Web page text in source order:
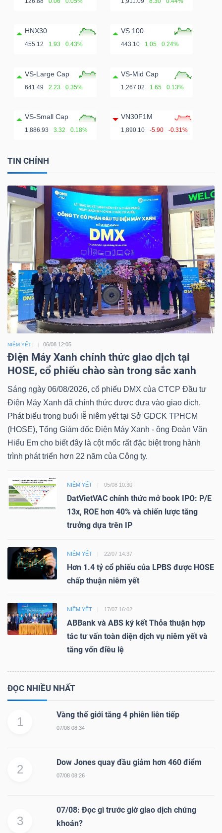
HNX30
455.12 1.93 0.43%
VS 100
443.10 1.05 0.24%
VS-Large Cap
641.49 2.23 0.35%
VS-Mid Cap
1,267.02 1.65 0.13%
VS-Small Cap
1,886.93 3.32 0.18%
VN30F1M
1,890.10 -5.90 -0.31%
TIN CHÍNH
NIÊM YẾT 06/08 12:05
Điện Máy Xanh chính thức giao dịch tại
HOSE, cổ phiếu chào sàn trong sắc xanh
Sáng ngày 06/08/2026, cổ phiếu DMX của CTCP Đầu tư
Điện Máy Xanh đã chính thức được đưa vào giao dịch.
Phát biểu trong buổi lễ niêm yết tại Sở GDCK TPHCM
(HOSE), Tổng Giám đốc Điện Máy Xanh - ông Đoàn Văn
Hiểu Em cho biết đây là cột mốc rất đặc biệt trong hành
trình phát triển hơn 22 năm của Công ty.
NIÊM YẾT 05/08 10:30
DatVietVAC chính thức mở book IPO: P/E
13x, ROE hơn 40% và chiến lược tăng
trưởng dựa trên IP
NIÊM YẾT 22/07 14:37
Hơn 1.4 tỷ cổ phiếu của LPBS được HOSE
chấp thuận niêm yết
NIÊM YẾT 17/07 16:02
ABBank và ABS ký kết Thỏa thuận hợp
tác tư vấn toàn diện dịch vụ niêm yết và
tăng vốn điều lệ
ĐỌC NHIỀU NHẤT
1
Vàng thế giới tăng 4 phiên liên tiếp
07/08 08:34
2
Dow Jones quay đầu giảm hơn 460 điểm
07/08 08:26
3
07/08: Đọc gì trước giờ giao dịch chứng
khoán?